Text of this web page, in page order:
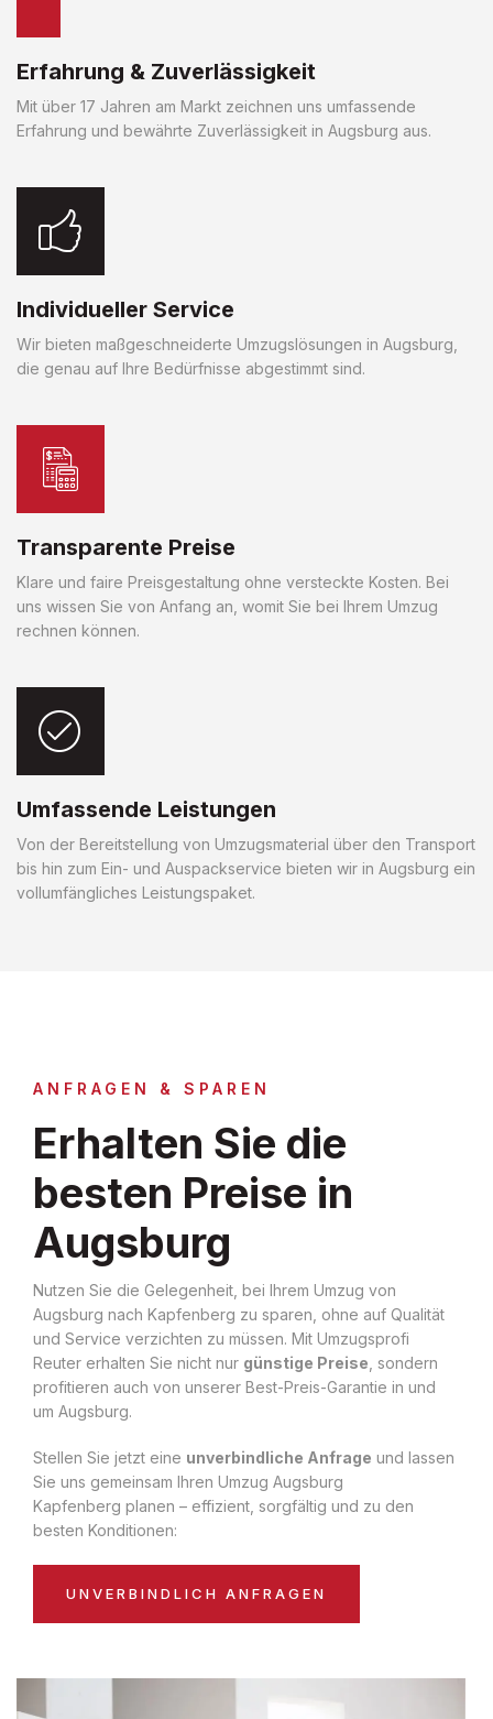
Erfahrung & Zuverlässigkeit
Mit über 17 Jahren am Markt zeichnen uns umfassende
Erfahrung und bewährte Zuverlässigkeit in Augsburg aus.
Individueller Service
Wir bieten maßgeschneiderte Umzugslösungen in Augsburg,
die genau auf Ihre Bedürfnisse abgestimmt sind.
Transparente Preise
Klare und faire Preisgestaltung ohne versteckte Kosten. Bei
uns wissen Sie von Anfang an, womit Sie bei Ihrem Umzug
rechnen können.
Umfassende Leistungen
Von der Bereitstellung von Umzugsmaterial über den Transport
bis hin zum Ein- und Auspackservice bieten wir in Augsburg ein
vollumfängliches Leistungspaket.
ANFRAGEN & SPAREN
Erhalten Sie die
besten Preise in
Augsburg
Nutzen Sie die Gelegenheit, bei Ihrem Umzug von
Augsburg nach Kapfenberg zu sparen, ohne auf Qualität
und Service verzichten zu müssen. Mit Umzugsprofi
Reuter erhalten Sie nicht nur günstige Preise , sondern
profitieren auch von unserer Best-Preis-Garantie in und
um Augsburg.
Stellen Sie jetzt eine unverbindliche Anfrage und lassen
Sie uns gemeinsam Ihren Umzug Augsburg
Kapfenberg planen – effizient, sorgfältig und zu den
besten Konditionen:
UNVERBINDLICH ANFRAGEN